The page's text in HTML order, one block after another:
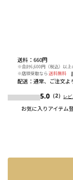
送料 ： 660円
※合計6,600円（税込）以上
※店頭受取なら 送料無料
配送 ： 通常、ご注文よ
5.0 （2） レ
お気に入りアイテム